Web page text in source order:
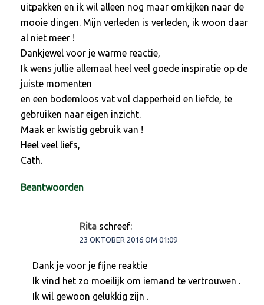
uitpakken en ik wil alleen nog maar omkijken naar de
mooie dingen. Mijn verleden is verleden, ik woon daar
al niet meer !
Dankjewel voor je warme reactie,
Ik wens jullie allemaal heel veel goede inspiratie op de
juiste momenten
en een bodemloos vat vol dapperheid en liefde, te
gebruiken naar eigen inzicht.
Maak er kwistig gebruik van !
Heel veel liefs,
Cath.
Beantwoorden
Rita schreef:
23 OKTOBER 2016 OM 01:09
Dank je voor je fijne reaktie
Ik vind het zo moeilijk om iemand te vertrouwen .
Ik wil gewoon gelukkig zijn .